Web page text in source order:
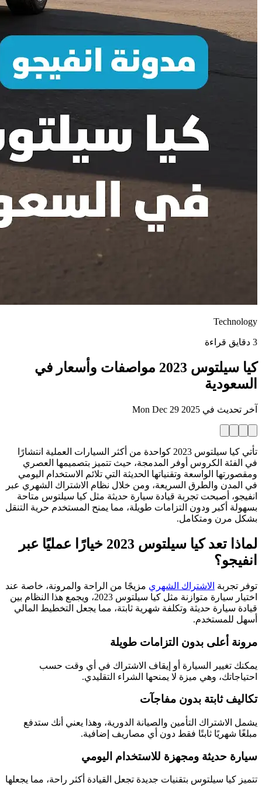
Technology
3 دقايق قراءة
كيا سيلتوس 2023 مواصفات وأسعار في
السعودية
آخر تحديث في Mon Dec 29 2025
تأتي كيا سيلتوس 2023 كواحدة من أكثر السيارات العملية انتشارًا
في الفئة الكروس أوفر المدمجة، حيث تتميز بتصميمها العصري
ومقصورتها الواسعة وتقنياتها الحديثة التي تلائم الاستخدام اليومي
في المدن والطرق السريعة، ومن خلال نظام الاشتراك الشهري عبر
انفيجو، أصبحت تجربة قيادة سيارة حديثة مثل كيا سيلتوس متاحة
بسهولة أكبر ودون التزامات طويلة، مما يمنح المستخدم حرية التنقل
بشكل مرن ومتكامل.
لماذا تعد كيا سيلتوس 2023 خيارًا عمليًا عبر
انفيجو؟
توفر تجربة الاشتراك الشهري مزيجًا من الراحة والمرونة، خاصة عند
اختيار سيارة متوازنة مثل كيا سيلتوس 2023، ويجمع هذا النظام بين
قيادة سيارة حديثة وتكلفة شهرية ثابتة، مما يجعل التخطيط المالي
أسهل للمستخدم.
مرونة أعلى بدون التزامات طويلة
يمكنك تغيير السيارة أو إيقاف الاشتراك في أي وقت حسب
احتياجاتك، وهي ميزة لا يمنحها الشراء التقليدي.
تكاليف ثابتة بدون مفاجآت
يشمل الاشتراك التأمين والصيانة الدورية، وهذا يعني أنك ستدفع
مبلغًا شهريًا ثابتًا فقط دون أي مصاريف إضافية.
سيارة حديثة ومجهزة للاستخدام اليومي
تتميز كيا سيلتوس بتقنيات جديدة تجعل القيادة أكثر راحة، مما يجعلها